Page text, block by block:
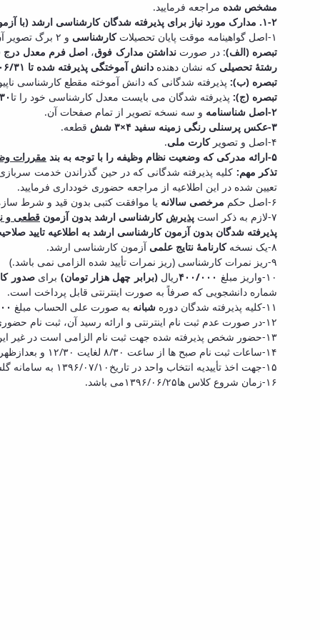
مشخص شده مراجعه فرمایید.
۱-۲. مدارک مورد نیاز برای پذیرفته ­شدگان کارشناسی ­ارشد (با آزمون و بدون آزمون)
۱-اصل گواهینامه موقت پایان تحصیلات
کارشناسی و ۲ برگ تصویر آن و یا
تبصره (الف): در صورتنداشتن مدارک فوق، اصل فرم معدل درج
رشتۀ تحصیلی که نشان­ دهنده دانش ­آموختگی پذیرفته شده تا ۱۳۹۶/۰۶/۳۱
تبصره (ب): پذیرفته شدگانی که دانش آموخته مقطع کارشناسی
تبصره (ج): پذیرفته شدگان می بایست معدل کارشناسی خود را تا
۲-اصل شناسنامه
و سه نسخه تصویر از تمام صفحات آن.
۳-عکس پرسنلی رنگی زمینه سفید ۴
×۳ شش
قطعه.
۴-اصل و تصویر
کارت ملی.
۵-ارائه مدرکی که وضعیت نظام وظیفه را با توجه به بند
مقررات
تذکر مهم: کلیه پذیرفته­ شدگانی که در حین گذراندن خدمت
تعیین شده در این اطلاعیه از مراجعه حضوری خودداری فرمایید.
۶-اصل حکم
مرخصی سالانه یا موافقت کتبی بدون قید و شرط
۷-لازم به ذکر است
پذیرش کارشناسی­ ارشد بدون آزمون قطعی و
پذیرفته شدگان بدون آزمون کارشناسی ارشد به اطلاعیه تایید صلاحیت (اطلاعیه شماره ۳)
۸-یک نسخه
کارنامۀ نتایج علمی آزمون کارشناسی ­ارشد.
۹-ریز نمرات کارشناسی (ریز نمرات تأیید شده الزامی نمی باشد.)
۱۰-واریز مبلغ
۴۰۰/۰۰۰ریال(برابر چهل هزار تومان) برایصدور
شماره دانشجویی که صرفاً به صورت اینترنتی قابل پرداخت است.
۱۱-کلیه پذیرفته شدگان دوره
شبانه به صورت علی الحساب مبلغ ۱۵/۰۰۰/
۱۲-در صورت عدم ثبت نام اینترنتی و ارائه رسید آن، ثبت­ نام حضوری به عمل نخواهد آمد.
۱۳-حضور شخص پذیرفته­ شده جهت ثبت­ نام الزامی است در غیر این صورت ثبت ­نام صورت نخواهد گرفت.
۱۴-ساعات ثبت­ نام صبح­ ها از ساعت ۸/۳۰ لغایت ۱۲/۳۰ و بعدازظهر­ها از ساعت ۱۴/۳۰ لغایت ۱۷/۳۰ می­ باشد.
۱۵-جهت اخذ تأییدیه انتخاب واحد در تاریخ۱۳۹۶/۰۷/۱۰ به سامانه گلستان دانشگاه مراجعه نمایید.
۱۶-زمان شروع کلاس ها۱۳۹۶/۰۶/۲۵می­ باشد.